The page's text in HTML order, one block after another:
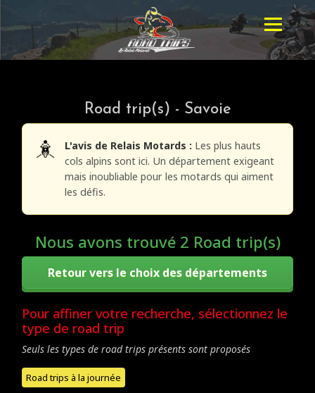
Road trip(s) - Savoie
L'avis de Relais Motards : Les plus hauts
cols alpins sont ici. Un département exigeant
mais inoubliable pour les motards qui aiment
les défis.
Nous avons trouvé 2 Road trip(s)
Retour vers le choix des départements
Pour affiner votre recherche, sélectionnez le
type de road trip
Seuls les types de road trips présents sont proposés
Road trips à la journée